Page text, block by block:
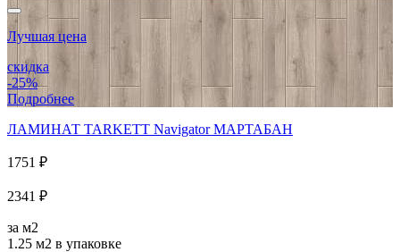
Лучшая цена
скидка
-25%
Подробнее
ЛАМИНАТ TARKETT Navigator МАРТАБАН
1751 ₽
2341 ₽
за м2
1.25 м2 в упаковке